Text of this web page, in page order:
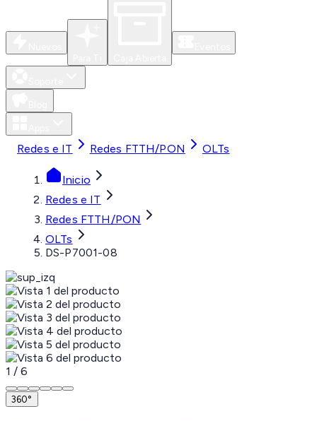
Redes e IT Redes FTTH/PON OLTs
Inicio
Redes e IT
Redes FTTH/PON
OLTs
DS-P7001-08
1 / 6
360°